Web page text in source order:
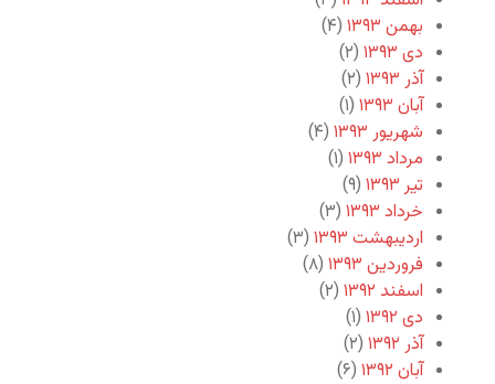
بهمن ۱۳۹۳
(۴)
دی ۱۳۹۳
(۲)
آذر ۱۳۹۳
(۲)
آبان ۱۳۹۳
(۱)
شهریور ۱۳۹۳
(۴)
مرداد ۱۳۹۳
(۱)
تیر ۱۳۹۳
(۹)
خرداد ۱۳۹۳
(۳)
اردیبهشت ۱۳۹۳
(۳)
فروردین ۱۳۹۳
(۸)
اسفند ۱۳۹۲
(۲)
دی ۱۳۹۲
(۱)
آذر ۱۳۹۲
(۲)
آبان ۱۳۹۲
(۶)